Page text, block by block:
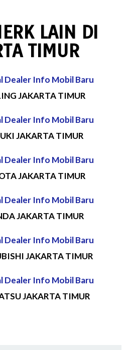
LAIN DI
TIMUR
JAKARTA TIMUR
JAKARTA TIMUR
JAKARTA TIMUR
JAKARTA TIMUR
JAKARTA TIMUR
JAKARTA TIMUR